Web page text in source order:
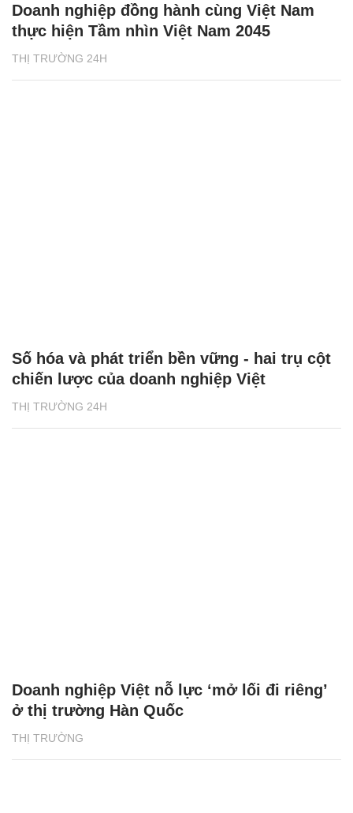
THỊ TRƯỜNG 24H
Doanh nghiệp đồng hành cùng Việt Nam
thực hiện Tầm nhìn Việt Nam 2045
THỊ TRƯỜNG 24H
Số hóa và phát triển bền vững - hai trụ cột
chiến lược của doanh nghiệp Việt
THỊ TRƯỜNG
Doanh nghiệp Việt nỗ lực ‘mở lối đi riêng’
ở thị trường Hàn Quốc